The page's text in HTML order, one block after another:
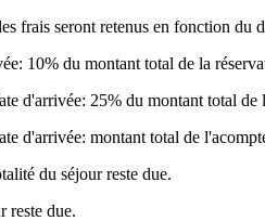
frais seront retenus en fonction du
10% du montant total de la
d'arrivée: 25% du montant total de
d'arrivée: montant total de
du séjour reste due.
reste due.